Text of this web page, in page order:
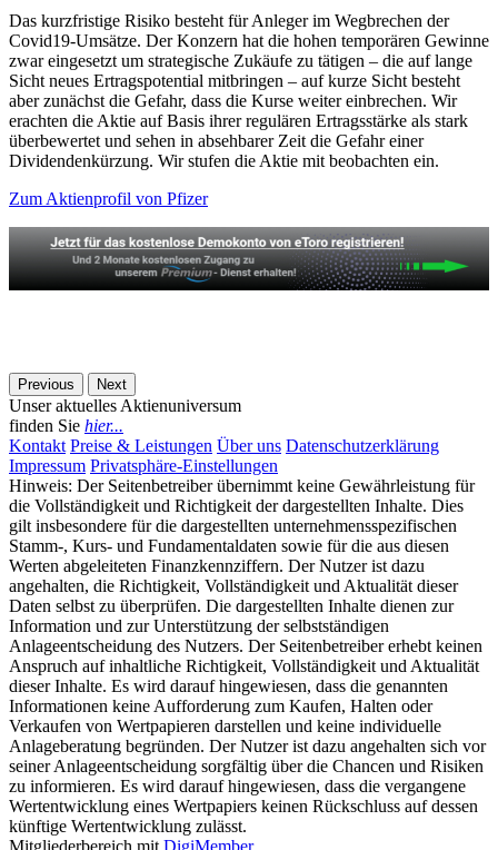
Das kurzfristige Risiko besteht für Anleger im Wegbrechen der
Covid19-Umsätze. Der Konzern hat die hohen temporären Gewinne
zwar eingesetzt um strategische Zukäufe zu tätigen – die auf lange
Sicht neues Ertragspotential mitbringen – auf kurze Sicht besteht
aber zunächst die Gefahr, dass die Kurse weiter einbrechen. Wir
erachten die Aktie auf Basis ihrer regulären Ertragsstärke als stark
überbewertet und sehen in absehbarer Zeit die Gefahr einer
Dividendenkürzung. Wir stufen die Aktie mit beobachten ein.
Zum Aktienprofil von Pfizer
Previous Next
Unser aktuelles Aktienuniversum
finden Sie hier...
Kontakt Preise & Leistungen Über uns Datenschutzerklärung
Impressum Privatsphäre-Einstellungen
Hinweis: Der Seitenbetreiber übernimmt keine Gewährleistung für
die Vollständigkeit und Richtigkeit der dargestellten Inhalte. Dies
gilt insbesondere für die dargestellten unternehmensspezifischen
Stamm-, Kurs- und Fundamentaldaten sowie für die aus diesen
Werten abgeleiteten Finanzkennziffern. Der Nutzer ist dazu
angehalten, die Richtigkeit, Vollständigkeit und Aktualität dieser
Daten selbst zu überprüfen. Die dargestellten Inhalte dienen zur
Information und zur Unterstützung der selbstständigen
Anlageentscheidung des Nutzers. Der Seitenbetreiber erhebt keinen
Anspruch auf inhaltliche Richtigkeit, Vollständigkeit und Aktualität
dieser Inhalte. Es wird darauf hingewiesen, dass die genannten
Informationen keine Aufforderung zum Kaufen, Halten oder
Verkaufen von Wertpapieren darstellen und keine individuelle
Anlageberatung begründen. Der Nutzer ist dazu angehalten sich vor
seiner Anlageentscheidung sorgfältig über die Chancen und Risiken
zu informieren. Es wird darauf hingewiesen, dass die vergangene
Wertentwicklung eines Wertpapiers keinen Rückschluss auf dessen
künftige Wertentwicklung zulässt.